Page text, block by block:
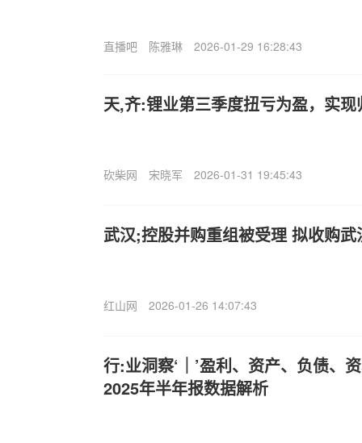
直播吧 陈雅琳 2026-01-29 16:28:43
天,齐:锂业第三季度扭亏为盈，实
砍柴网 宋晓军 2026-01-31 19:45:43
武汉;控股并购重组被受理 拟收购
红山网 2026-01-26 14:07:43
行:业洞察‘｜’盈利、资产、负债
2025年半年报数据解析